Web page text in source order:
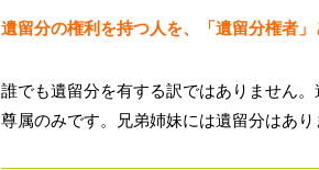
遺留分の権利を持つ人を、「遺留分権者」
誰でも遺留分を有する訳ではありません
尊属のみです。兄弟姉妹には遺留分はあり